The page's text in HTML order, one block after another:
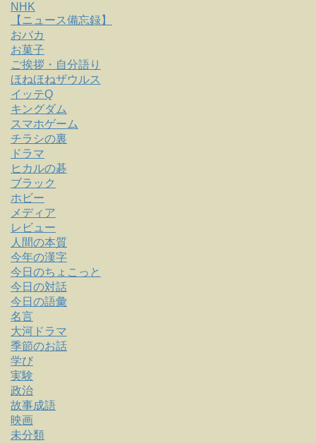
NHK
【ニュース備忘録】
おバカ
お菓子
ご挨拶・自分語り
ほねほねザウルス
イッテQ
キングダム
スマホゲーム
チラシの裏
ドラマ
ヒカルの碁
ブラック
ホビー
メディア
レビュー
人間の本質
今年の漢字
今日のちょこっと
今日の対話
今日の語彙
名言
大河ドラマ
季節のお話
学び
実験
政治
故事成語
映画
未分類